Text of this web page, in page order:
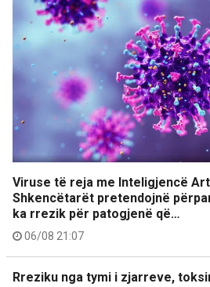
Viruse të reja me Inteligjencë
Shkencëtarët pretendojnë
ka rrezik për patogjenë që…
06/08 21:07
Rreziku nga tymi i zjarreve,